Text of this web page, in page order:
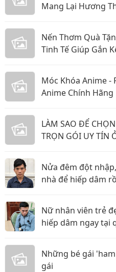
Mang Lại Hương
Nến Thơm Quà
Tinh Tế Giúp Gắn
Móc Khóa Anime -
Anime Chính Hãng
LÀM SAO ĐỂ
TRỌN GÓI UY TÍN
Nửa đêm đột
nhà để hiếp dâm
Nữ nhân viên trẻ
hiếp dâm ngay tại
Những bé gái
gái